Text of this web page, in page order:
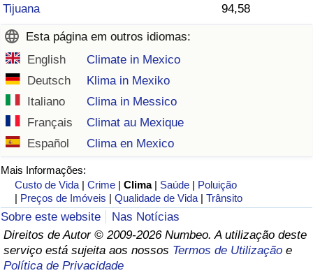
Tijuana
94,58
Esta página em outros idiomas:
English
Climate in Mexico
Deutsch
Klima in Mexiko
Italiano
Clima in Messico
Français
Climat au Mexique
Español
Clima en Mexico
Mais Informações:
Custo de Vida |Crime |Clima | Saúde | Poluição
| Preços de Imóveis |Qualidade de Vida |Trânsito
Sobre este website
Nas Notícias
Direitos de Autor © 2009-2026 Numbeo. A utilização deste
serviço está sujeita aos nossos Termos de Utilização e
Política de Privacidade
Indicador de Saúde (Atual)
Indicador de Saúde
Indicador de Saúde por País
Poluição
Indicador de Poluição (Atual)
Índice de poluição
Indicador de Poluição por País